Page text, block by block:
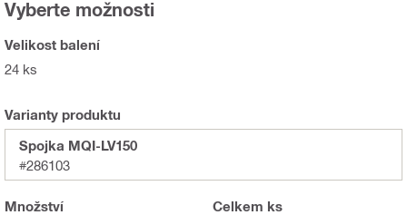
Vyberte možnosti
Velikost balení
24 ks
Varianty produktu
Spojka MQI-LV150
#286103
Množství Celkem ks